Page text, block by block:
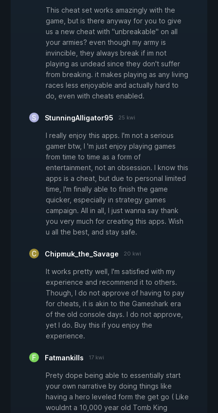
This cheat set works amazingly with the
game, but is there anyway for you to give
us a new cheat with "unbreakable" on all
your armies? even though my army is
invincible, they always break if im not
playing as undead since they don't suffer
from breaking. it makes playing as any living
races less enjoyable and actually hard to
do, even with cheats enabled.
StunningAlligator95 25 kwi
I really enjoy this apps. I'm not a serious
gamer btw, I 'm just enjoy playing games
from time to time as a form of
entertainment, not an obsession. I know this
apps is a cheat, but due to personal limited
time, I'm finally able to finish the game
quicker, especially in strategy games
campaign. All in all, I just wanna say thank
you very much for creating this apps. Wish
u all the best, and stay safe.
Chipmuk_the_Savage 20 kwi
It works pretty well, I'm satisfied with my
experience and recommend it to others.
Though, I do not approve of having to pay
for cheats, it is akin to the Gameshark era
of the old console days. I do not approve,
yet I do. Buy this if you enjoy the
experience.
Fatmankills 17 kwi
Prety dope being able to essentially start
your own narrative by doing things like
having a hero leveled form the get go ( Like
wouldnt a 10,000 year old Tomb King